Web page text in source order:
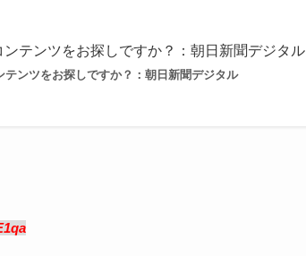
ンテンツをお探しですか？：朝日新聞デジタル
テンツをお探しですか？：朝日新聞デジタル